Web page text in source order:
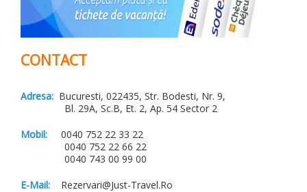
CONTACT
Adresa: Bucuresti, 022435, Str. Bodesti, Nr. 9,
Bl. 29A, Sc.B, Et. 2, Ap. 54 Sector 2
Mobil:
0040 752 22 33 22
0040 752 22 66 22
0040 743 00 99 00
E-Mail: Rezervari@just-Travel.ro